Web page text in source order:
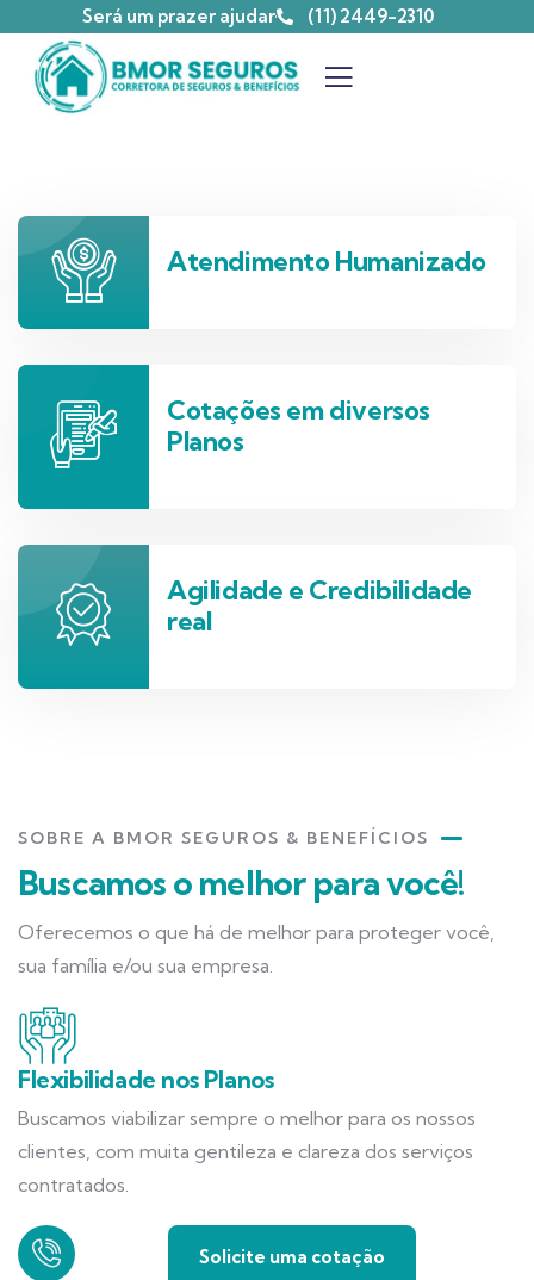
Será um prazer ajudar (11) 2449-2310
Atendimento Humanizado
Cotações em diversos
Planos
Agilidade e Credibilidade
real
SOBRE A BMOR SEGUROS & BENEFÍCIOS
Buscamos o melhor para você!
Oferecemos o que há de melhor para proteger você,
sua família e/ou sua empresa.
Flexibilidade nos Planos
Buscamos viabilizar sempre o melhor para os nossos
clientes, com muita gentileza e clareza dos serviços
contratados.
Solicite uma cotação